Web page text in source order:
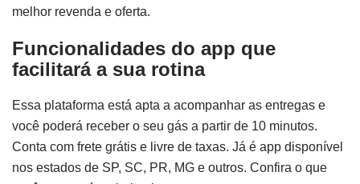
melhor revenda e oferta.
Funcionalidades do app que
facilitará a sua rotina
Essa plataforma está apta a acompanhar as entregas e
você poderá receber o seu gás a partir de 10 minutos.
Conta com frete grátis e livre de taxas. Já é app disponível
nos estados de SP, SC, PR, MG e outros. Confira o que